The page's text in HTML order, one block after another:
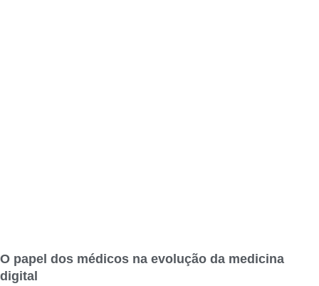
O papel dos médicos na evolução da medicina
digital